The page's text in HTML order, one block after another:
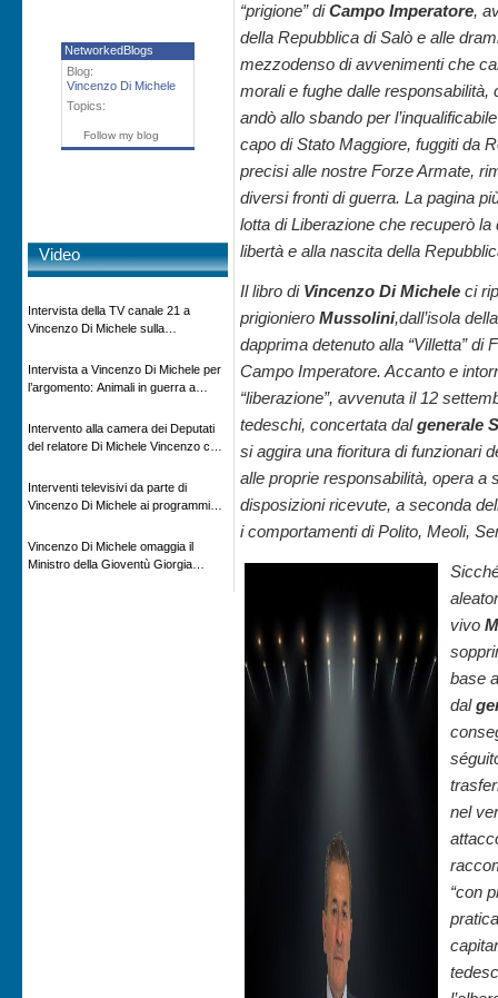
NetworkedBlogs
Blog:
Vincenzo Di Michele
Topics:
Follow my blog
Video
Intervista della TV canale 21 a
Vincenzo Di Michele sulla
Intervista a Vincenzo Di Michele per
l’argomento: Animali in guerra a
in onda su Espansione TV
Intervento alla camera dei Deputati
del relatore Di Michele Vincenzo con
impatto ambientale e problematiche
sui veicoli storici e trattori d’epoca
Interventi televisivi da parte di
Vincenzo Di Michele ai programmi
rivisitazione della storia
Vincenzo Di Michele omaggia il
Ministro della Gioventù Giorgia
“prigione” diCampo Imperatore,
della Repubblica di Salò e alle
mezzodenso di avvenimenti che
morali e fughe dalle responsabilità,
andò allo sbando per
capo di Stato Maggiore, fuggiti da
precisi alle nostre Forze Armate,
diversi fronti di guerra. La pagina
lotta di Liberazione che recuperò
libertà e alla nascita della
Il libro di Vincenzo Di Michele ci
prigioniero Mussolini,dall’isola
dapprima detenuto alla “Villetta” di
Campo Imperatore. Accanto e
“liberazione”, avvenuta il 12
tedeschi, concertata dalgenerale
si aggira una fioritura di funzionari
alle proprie responsabilità, opera a
disposizioni ricevute, a seconda
i comportamenti di Polito, Meoli,
vivo
base
dal
nel
“con